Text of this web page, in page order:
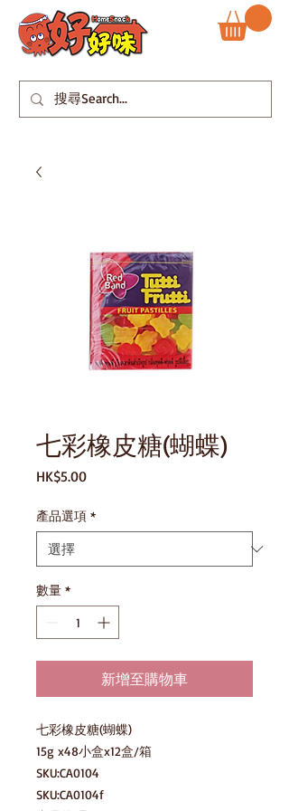
七彩橡皮糖(蝴蝶)
HK$5.00價
產品選項 *
數量 *
新增至購物車
七彩橡皮糖(蝴蝶)
15g x48小盒x12盒/箱
SKU:CA0104
SKU:CA0104f